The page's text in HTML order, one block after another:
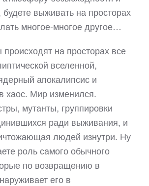
выживать на просторах
многое-многое другое…
на просторах все
вселенной,
апокалипсис и
хаос. Мир изменился.
мутанты, группировки
ради выживания, и
людей изнутри. Ну
роль самого обычного
по возвращению в
его в